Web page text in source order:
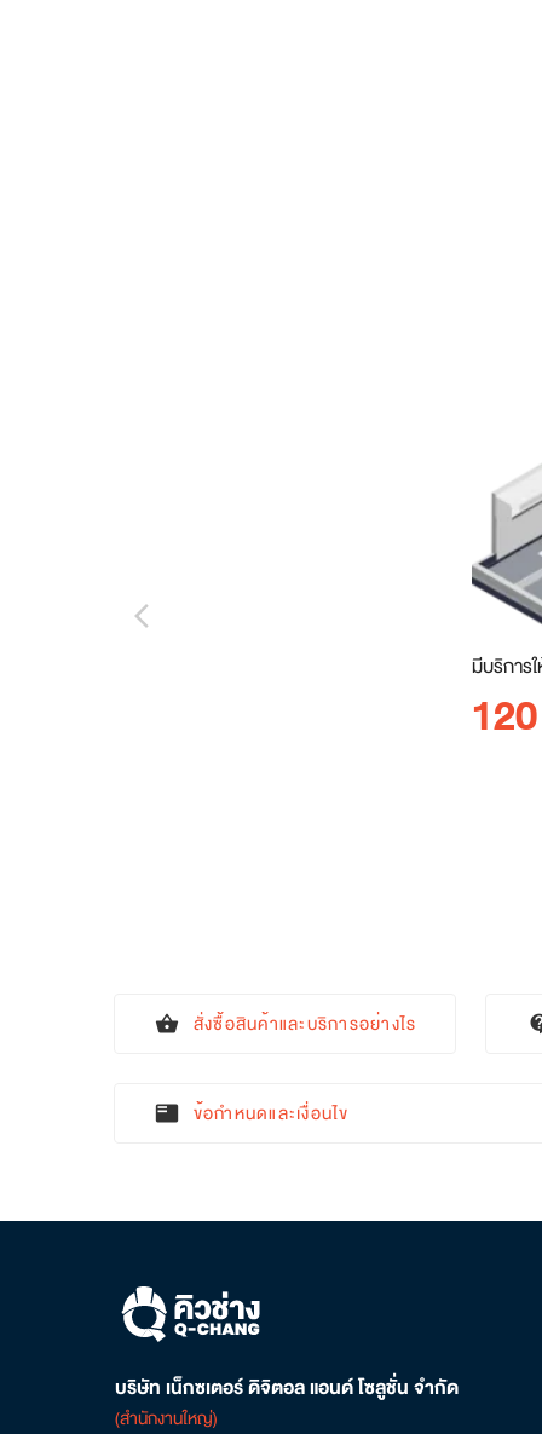
มีบริการ
120
arrow_back_ios_new
shopping_basket สั่งซื้อสินค้าและบริการอย่างไร
featured_play_list ข้อกำหนดและเงื่อนไข
บริษัท เน็กซเตอร์ ดิจิตอล แอนด์ โซลูชั่น จำกัด
(สำนักงานใหญ่)